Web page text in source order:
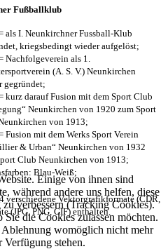
Einige von ihnen sind
während andere uns helfen, diese
verbessern (Tracking Cookies).
Sie die Cookies zulassen möchten.
Ablehnung womöglich nicht mehr
Verfügung stehen.
Fußballklub
als I. Neunkirchner Fussball-Klub
kriegsbedingt wieder aufgelöst;
Nachfolgeverein als 1.
(A. S. V.) Neunkirchen
gegründet;
kurz darauf Fusion mit dem Sport Club
Neunkirchen von 1920 zum Sport
von 1913;
Fusion mit dem Werks Sport Verein
& Urban“ Neunkirchen von 1932
Club Neunkirchen von 1913;
Blau-Weiß;
verschiedene Vektorgrafikformate (CDR,
(JPG, PNG, GIF) enthalten.